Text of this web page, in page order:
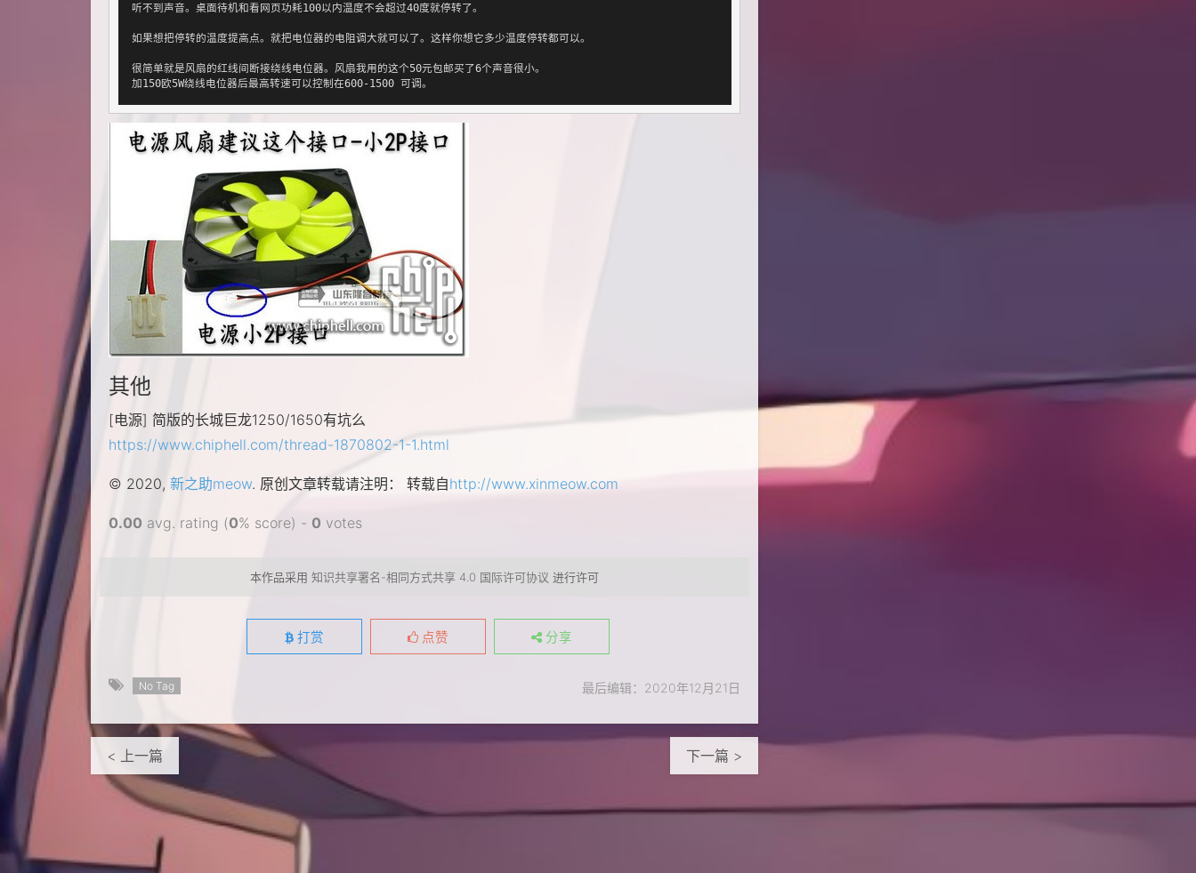
听不到声音。桌面待机和看网页功耗100以内温度不会超过40度就停转了。
如果想把停转的温度提高点。就把电位器的电阻调大就可以了。这样你想它多少温度停转都可以。
很简单就是风扇的红线间断接绕线电位器。风扇我用的这个50元包邮买了6个声音很小。
其他
[电源] 简版的长城巨龙1250/1650有坑么
https://www.chiphell.com/thread-1870802-1-1.html
© 2020, 新之助meow. 原创文章转载请注明： 转载自http://www.xinmeow.com
0.00 avg. rating (0% score) - 0 votes
本作品采用 知识共享署名-相同方式共享 4.0 国际许可协议 进行许可
打赏 点赞 分享
No Tag 最后编辑：2020年12月21日
< 上一篇 下一篇 >